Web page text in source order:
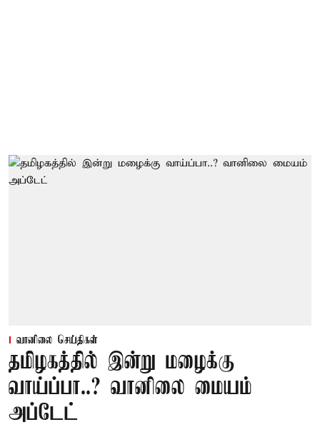
வானிலை செய்திகள்
தமிழகத்தில் இன்று மழைக்கு
வாய்ப்பா..? வானிலை மையம்
அப்டேட்